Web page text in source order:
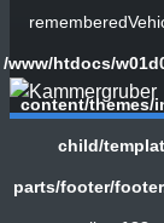
/www/htdocs/
content/themes/
child/
parts/footer/